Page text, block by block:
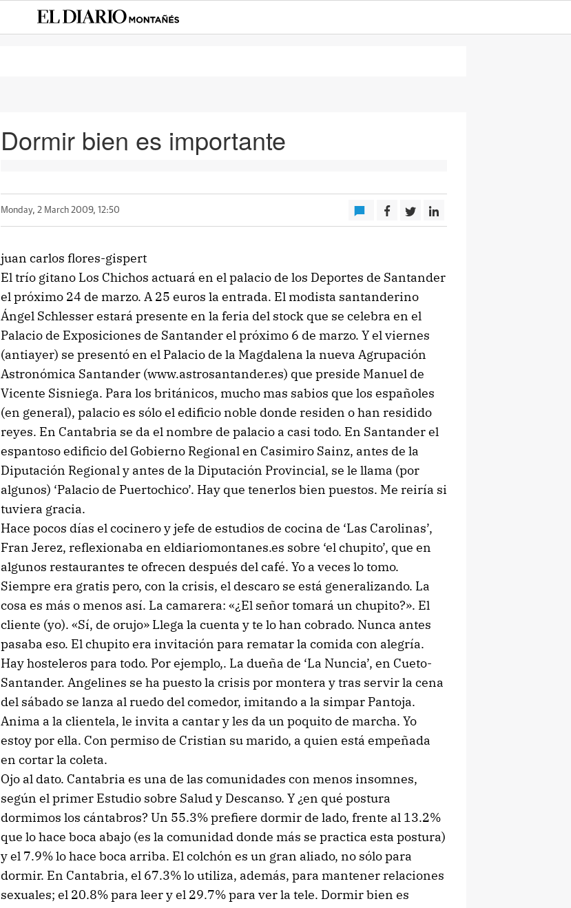
Dormir bien es importante
Monday, 2 March 2009, 12:50
juan carlos flores-gispert
El trío gitano Los Chichos actuará en el palacio de los Deportes de Santander
el próximo 24 de marzo. A 25 euros la entrada. El modista santanderino
Ángel Schlesser estará presente en la feria del stock que se celebra en el
Palacio de Exposiciones de Santander el próximo 6 de marzo. Y el viernes
(antiayer) se presentó en el Palacio de la Magdalena la nueva Agrupación
Astronómica Santander (www.astrosantander.es) que preside Manuel de
Vicente Sisniega. Para los británicos, mucho mas sabios que los españoles
(en general), palacio es sólo el edificio noble donde residen o han residido
reyes. En Cantabria se da el nombre de palacio a casi todo. En Santander el
espantoso edificio del Gobierno Regional en Casimiro Sainz, antes de la
Diputación Regional y antes de la Diputación Provincial, se le llama (por
algunos) ‘Palacio de Puertochico’. Hay que tenerlos bien puestos. Me reiría si
tuviera gracia.
Hace pocos días el cocinero y jefe de estudios de cocina de ‘Las Carolinas’,
Fran Jerez, reflexionaba en eldiariomontanes.es sobre ‘el chupito’, que en
algunos restaurantes te ofrecen después del café. Yo a veces lo tomo.
Siempre era gratis pero, con la crisis, el descaro se está generalizando. La
cosa es más o menos así. La camarera: «¿El señor tomará un chupito?». El
cliente (yo). «Sí, de orujo» Llega la cuenta y te lo han cobrado. Nunca antes
pasaba eso. El chupito era invitación para rematar la comida con alegría.
Hay hosteleros para todo. Por ejemplo,. La dueña de ‘La Nuncia’, en Cueto-
Santander. Angelines se ha puesto la crisis por montera y tras servir la cena
del sábado se lanza al ruedo del comedor, imitando a la simpar Pantoja.
Anima a la clientela, le invita a cantar y les da un poquito de marcha. Yo
estoy por ella. Con permiso de Cristian su marido, a quien está empeñada
en cortar la coleta.
Ojo al dato. Cantabria es una de las comunidades con menos insomnes,
según el primer Estudio sobre Salud y Descanso. Y ¿en qué postura
dormimos los cántabros? Un 55.3% prefiere dormir de lado, frente al 13.2%
que lo hace boca abajo (es la comunidad donde más se practica esta postura)
y el 7.9% lo hace boca arriba. El colchón es un gran aliado, no sólo para
dormir. En Cantabria, el 67.3% lo utiliza, además, para mantener relaciones
sexuales; el 20.8% para leer y el 29.7% para ver la tele. Dormir bien es